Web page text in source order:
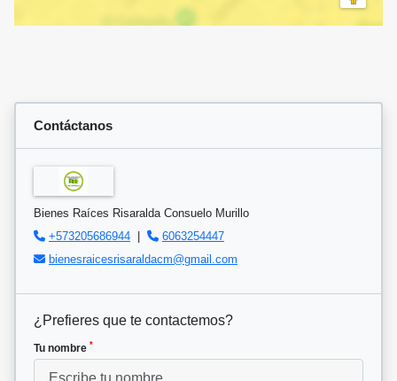
Contáctanos
Bienes Raíces Risaralda Consuelo Murillo
+573205686944 |
6063254447
bienesraicesrisaraldacm@gmail.com
¿Prefieres que te contactemos?
Tu nombre *